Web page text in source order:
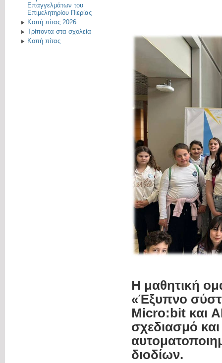
Επαγγελμάτων του
Επιμελητηρίου Πιερίας
Κοπή πίτας 2026
Τρίποντα στα σχολεία
Κοπή πίτας
Η μαθητική
«Έξυπνο
Micro:bit και
σχεδιασμό
διοδίων.